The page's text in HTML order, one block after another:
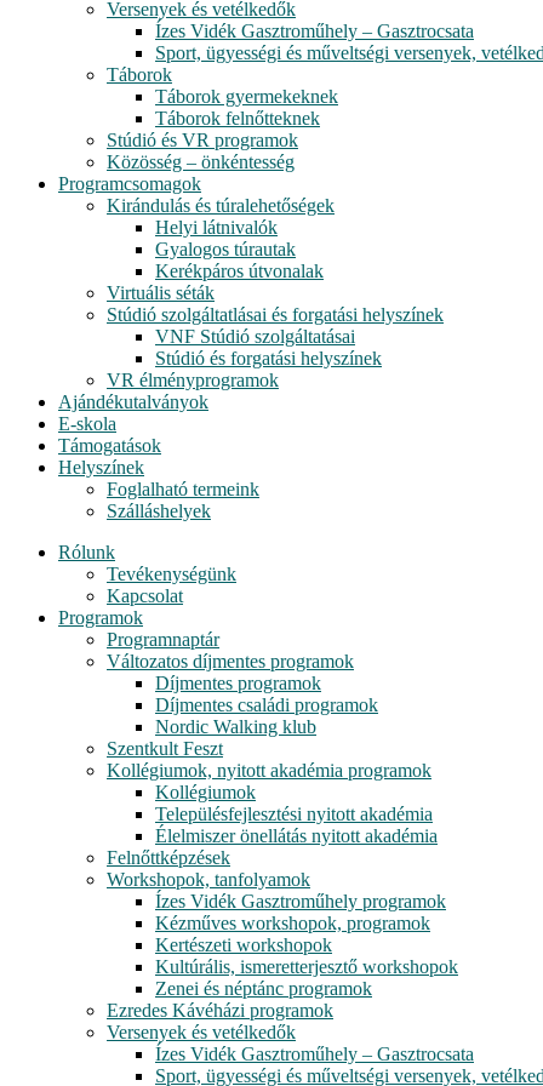
Versenyek és vetélkedők
Ízes Vidék Gasztroműhely – Gasztrocsata
Sport, ügyességi és műveltségi versenyek,
Táborok
Táborok gyermekeknek
Táborok felnőtteknek
Stúdió és VR programok
Közösség – önkéntesség
Programcsomagok
Kirándulás és túralehetőségek
Helyi látnivalók
Gyalogos túrautak
Kerékpáros útvonalak
Virtuális séták
Stúdió szolgáltatlásai és forgatási helyszínek
VNF Stúdió szolgáltatásai
Stúdió és forgatási helyszínek
VR élményprogramok
Ajándékutalványok
E-skola
Támogatások
Helyszínek
Foglalható termeink
Szálláshelyek
Rólunk
Tevékenységünk
Kapcsolat
Programok
Programnaptár
Változatos díjmentes programok
Díjmentes programok
Díjmentes családi programok
Nordic Walking klub
Szentkult Feszt
Kollégiumok, nyitott akadémia programok
Kollégiumok
Településfejlesztési nyitott akadémia
Élelmiszer önellátás nyitott akadémia
Felnőttképzések
Workshopok, tanfolyamok
Ízes Vidék Gasztroműhely programok
Kézműves workshopok, programok
Kertészeti workshopok
Kultúrális, ismeretterjesztő workshopok
Zenei és néptánc programok
Ezredes Kávéházi programok
Versenyek és vetélkedők
Ízes Vidék Gasztroműhely – Gasztrocsata
Sport, ügyességi és műveltségi versenyek,